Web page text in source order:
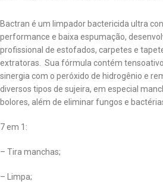
Bactran é um limpador bactericida ultra
performance e baixa espumação,
profissional de estofados, carpetes e
extratoras. Sua fórmula contém
sinergia com o peróxido de hidrogênio e
diversos tipos de sujeira, em especial
bolores, além de eliminar fungos e
7 em 1:
– Tira manchas;
– Limpa;